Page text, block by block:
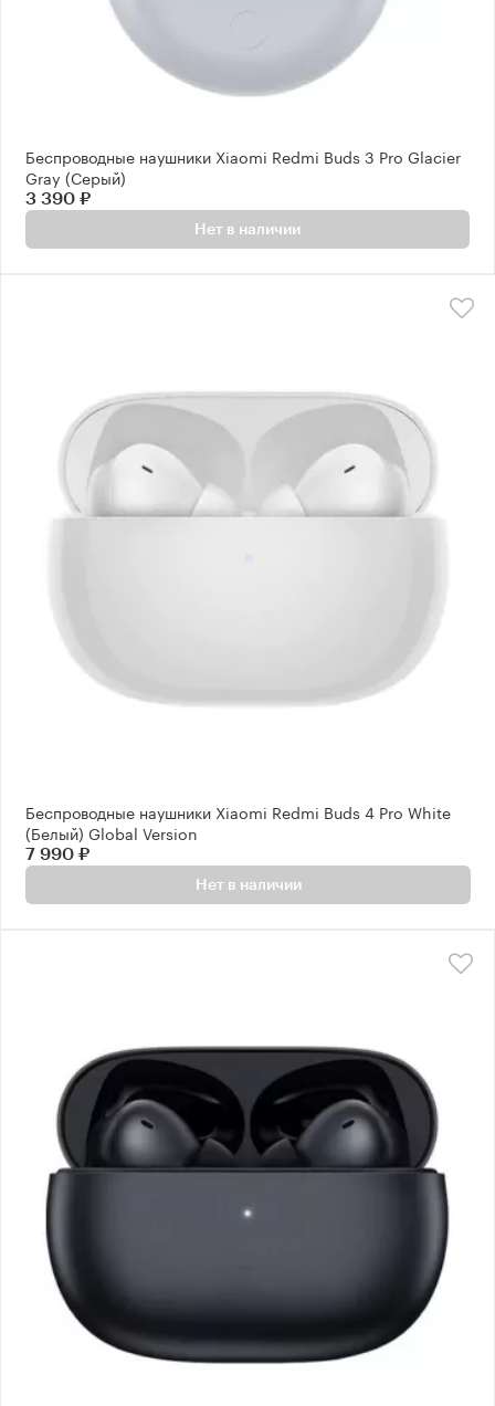
Беспроводные наушники Xiaomi Redmi Buds 3 Pro Glacier
Gray (Серый)
3 390 ₽
Нет в наличии
Беспроводные наушники Xiaomi Redmi Buds 4 Pro White
(Белый) Global Version
7 990 ₽
Нет в наличии